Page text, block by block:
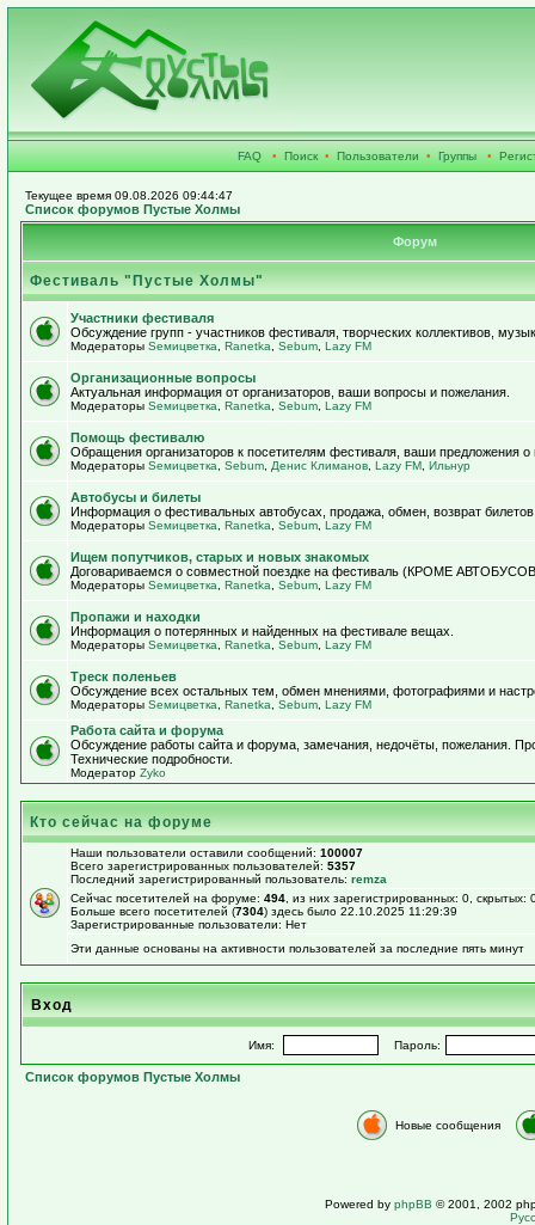
FAQ • Поиск • Пользователи • Группы •
Текущее время 09.08.2026 09:44:47
Список форумов Пустые Холмы
Форум
Фестиваль "Пустые Холмы"
Участники фестиваля
Обсуждение групп - участников фестиваля, творческих коллективов,
Модераторы Sемицветка Ranetka Sebum Lazy FM
Организационные вопросы
Актуальная информация от организаторов, ваши вопросы и пожелания.
Модераторы Sемицветка Ranetka Sebum Lazy FM
Помощь фестивалю
Обращения организаторов к посетителям фестиваля, ваши предложения
Модераторы Sемицветка Sebum Денис Климанов Lazy FM Ильнур
Автобусы и билеты
Информация о фестивальных автобусах, продажа, обмен, возврат
Модераторы Sемицветка Ranetka Sebum Lazy FM
Ищем попутчиков, старых и новых знакомых
Договариваемся о совместной поездке на фестиваль (КРОМЕ
Модераторы Sемицветка Ranetka Sebum Lazy FM
Пропажи и находки
Информация о потерянных и найденных на фестивале вещах.
Модераторы Sемицветка Ranetka Sebum Lazy FM
Треск поленьев
Обсуждение всех остальных тем, обмен мнениями, фотографиями и
Модераторы Sемицветка Ranetka Sebum Lazy FM
Работа сайта и форума
Обсуждение работы сайта и форума, замечания, недочёты, пожелания.
Технические подробности.
Модератор Zyko
Кто сейчас на форуме
Наши пользователи оставили сообщений: 100007
Всего зарегистрированных пользователей: 5357
Последний зарегистрированный пользователь: remza
Сейчас посетителей на форуме: 494 , из них зарегистрированных: 0,
Больше всего посетителей (7304) здесь было 22.10.2025 11:29:39
Зарегистрированные пользователи: Нет
Эти данные основаны на активности пользователей за последние пять минут
Вход
Имя: Пароль:
Список форумов Пустые Холмы
Новые сообщения
Powered by phpBB © 2001, 2002